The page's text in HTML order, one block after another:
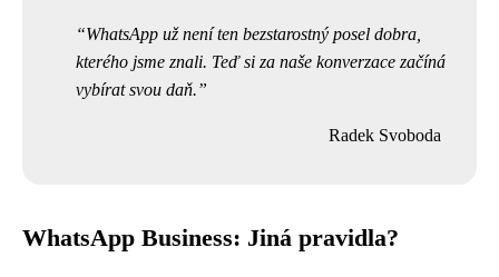
WhatsApp už není ten bezstarostný posel dobra,
kterého jsme znali. Teď si za naše konverzace začíná
vybírat svou daň.
Radek Svoboda
WhatsApp Business: Jiná pravidla?